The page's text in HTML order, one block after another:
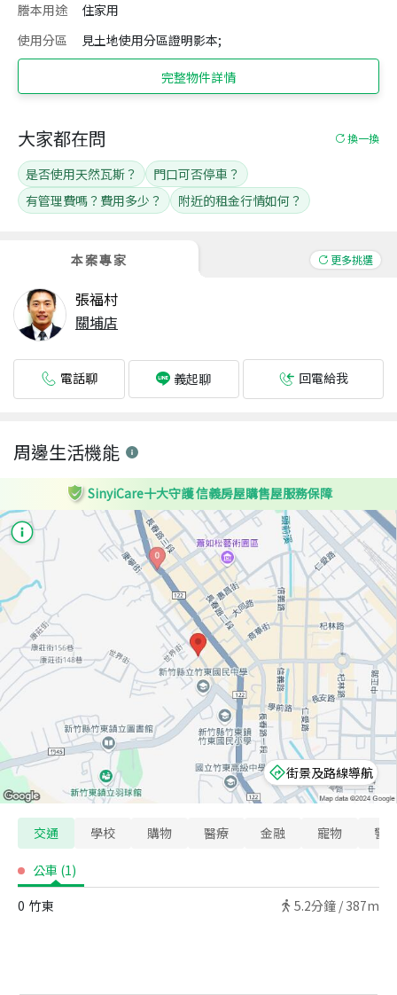
謄本用途
住家用
使用分區
見土地使用分區證明影本;
完整物件詳情
本案專家 更多挑選
張福村
關埔店
電話聊 義起聊 回電給我
大家都在問 換一換
是否使用天然瓦斯？
門口可否停車？
有管理費嗎？費用多少？
附近的租金行情如何？
周邊生活機能
SinyiCare十大守護 信義房屋購售屋服務保障
街景及路線導航
交通 學校 購物 醫療 金融 寵物 警
公車 (1)
0 竹東 5.2分鐘 / 387m